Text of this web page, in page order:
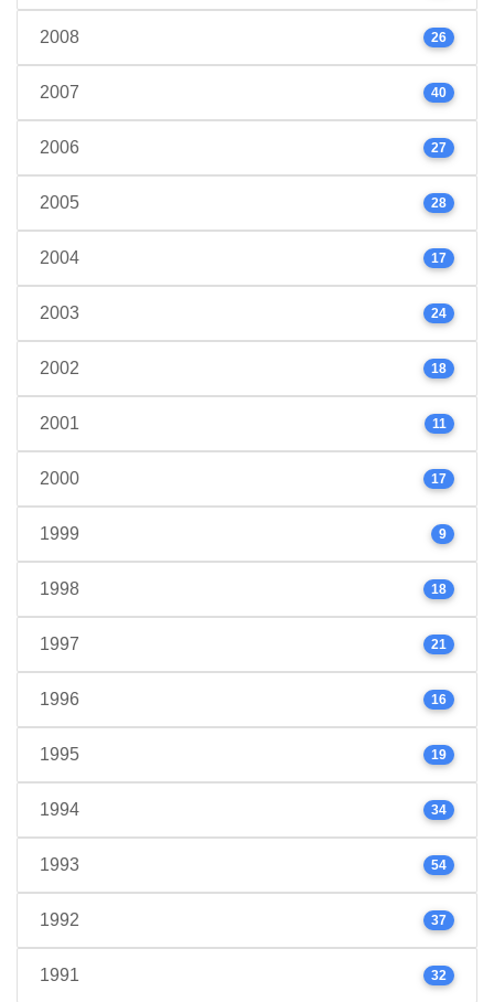
2008 26
2007 40
2006 27
2005 28
2004 17
2003 24
2002 18
2001 11
2000 17
1999 9
1998 18
1997 21
1996 16
1995 19
1994 34
1993 54
1992 37
1991 32